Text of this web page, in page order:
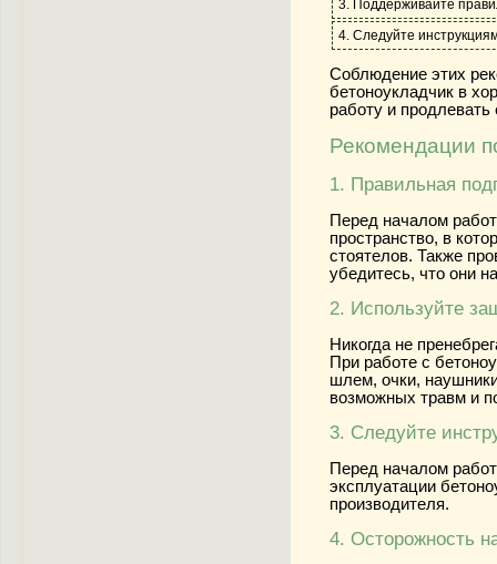
3. Поддерживайте
4. Следуйте
Соблюдение этих
бетоноукладчик в
работу и
Рекомендации
1. Правильная
Перед началом
пространство, в
стоятелов. Также
убедитесь, что они
2. Используйте
Никогда не
При работе с
шлем, очки,
возможных травм и
3. Следуйте
Перед началом
эксплуатации
производителя.
4. Осторожность